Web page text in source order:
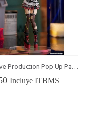
Hololive Production Pop Up Parade Chloe Sakamata
Incluye ITBMS